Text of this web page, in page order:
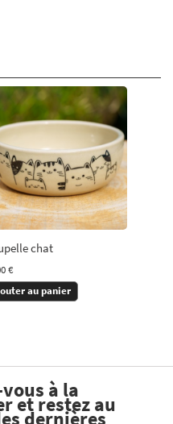
chat
€
au panier
à la
et restez au
dernières